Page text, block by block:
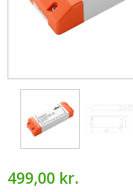
499,00 kr.